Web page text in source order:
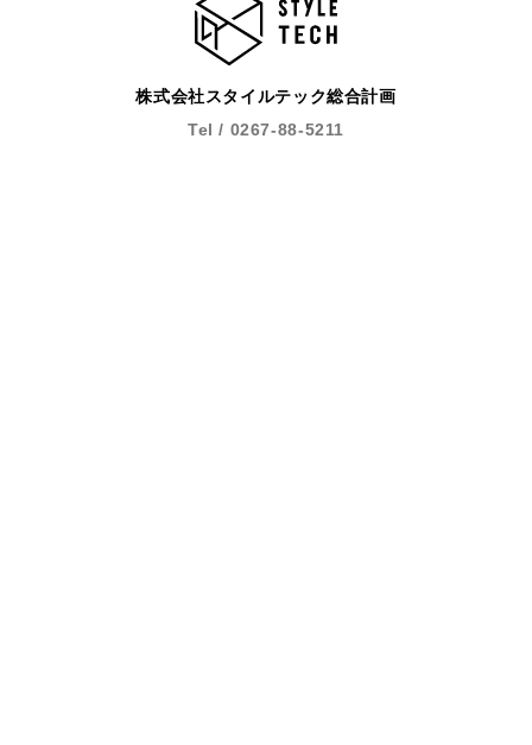
株式会社スタイルテック総合計画
Tel / 0267-88-5211